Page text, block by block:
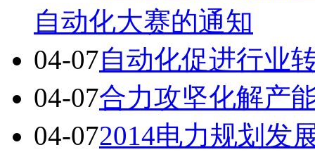
自动化大赛的通知
04-07自动化促进行业
04-07合力攻坚化解产
04-072014电力规划发